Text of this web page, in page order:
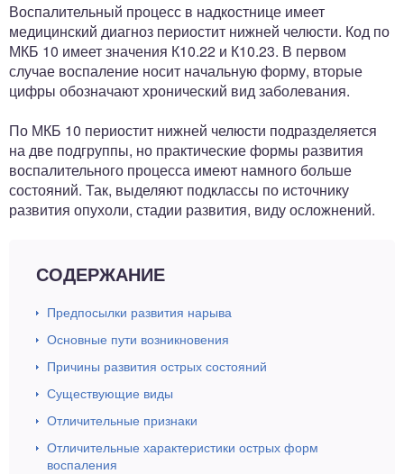
Воспалительный процесс в надкостнице имеет
медицинский диагноз периостит нижней челюсти. Код по
МКБ 10 имеет значения К10.22 и К10.23. В первом
случае воспаление носит начальную форму, вторые
цифры обозначают хронический вид заболевания.
По МКБ 10 периостит нижней челюсти подразделяется
на две подгруппы, но практические формы развития
воспалительного процесса имеют намного больше
состояний. Так, выделяют подклассы по источнику
развития опухоли, стадии развития, виду осложнений.
СОДЕРЖАНИЕ
Предпосылки развития нарыва
Основные пути возникновения
Причины развития острых состояний
Существующие виды
Отличительные признаки
Отличительные характеристики острых форм
воспаления